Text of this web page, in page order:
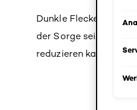
Dunkle Flecken im
der Sorge sein. Das
reduzieren kann, ist